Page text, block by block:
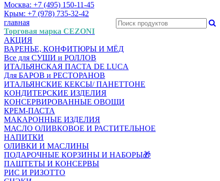
Москва: +7 (495) 150-11-45
Крым: +7 (978) 735-32-42
главная
Торговая марка CEZONI
АКЦИЯ
ВАРЕНЬЕ, КОНФИТЮРЫ И МЁД
Все для СУШИ и РОЛЛОВ
ИТАЛЬЯНСКАЯ ПАСТА DE LUCA
Для БАРОВ и РЕСТОРАНОВ
ИТАЛЬЯНСКИЕ КЕКСЫ/ ПАНЕТТОНЕ
КОНДИТЕРСКИЕ ИЗДЕЛИЯ
КОНСЕРВИРОВАННЫЕ ОВОЩИ
КРЕМ-ПАСТА
МАКАРОННЫЕ ИЗДЕЛИЯ
МАСЛО ОЛИВКОВОЕ И РАСТИТЕЛЬНОЕ
НАПИТКИ
ОЛИВКИ И МАСЛИНЫ
ПОДАРОЧНЫЕ КОРЗИНЫ И НАБОРЫ🎁
ПАШТЕТЫ И КОНСЕРВЫ
РИС И РИЗОТТО